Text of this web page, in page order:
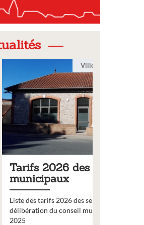
services
services municipaux,
municipal du 19 décembre